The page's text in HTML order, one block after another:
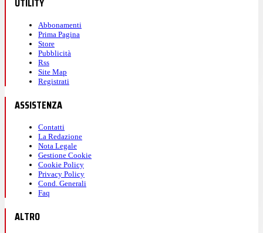
Abbonamenti
Prima Pagina
Store
Pubblicità
Rss
Site Map
Registrati
ASSISTENZA
Contatti
La Redazione
Nota Legale
Gestione Cookie
Cookie Policy
Privacy Policy
Cond. Generali
Faq
ALTRO